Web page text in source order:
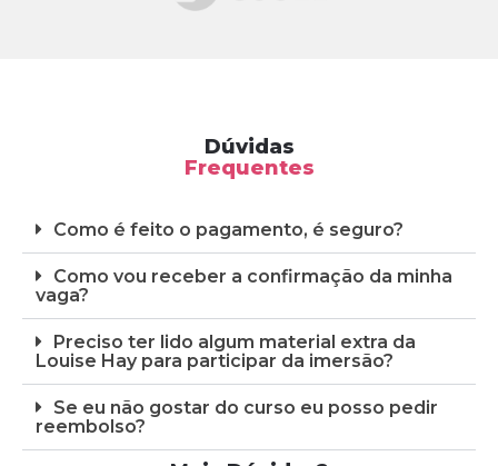
Dúvidas
Frequentes
Como é feito o pagamento, é seguro?
Como vou receber a confirmação da minha
vaga?
Preciso ter lido algum material extra da
Louise Hay para participar da imersão?
Se eu não gostar do curso eu posso pedir
reembolso?